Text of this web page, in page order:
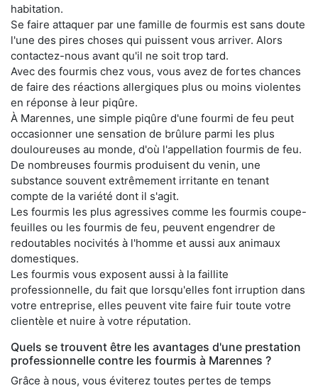
habitation.
Se faire attaquer par une famille de fourmis est sans doute
l'une des pires choses qui puissent vous arriver. Alors
contactez-nous avant qu'il ne soit trop tard.
Avec des fourmis chez vous, vous avez de fortes chances
de faire des réactions allergiques plus ou moins violentes
en réponse à leur piqûre.
À Marennes, une simple piqûre d'une fourmi de feu peut
occasionner une sensation de brûlure parmi les plus
douloureuses au monde, d'où l'appellation fourmis de feu.
De nombreuses fourmis produisent du venin, une
substance souvent extrêmement irritante en tenant
compte de la variété dont il s'agit.
Les fourmis les plus agressives comme les fourmis coupe-
feuilles ou les fourmis de feu, peuvent engendrer de
redoutables nocivités à l'homme et aussi aux animaux
domestiques.
Les fourmis vous exposent aussi à la faillite
professionnelle, du fait que lorsqu'elles font irruption dans
votre entreprise, elles peuvent vite faire fuir toute votre
clientèle et nuire à votre réputation.
Quels se trouvent être les avantages d'une prestation
professionnelle contre les fourmis à Marennes ?
Grâce à nous, vous éviterez toutes pertes de temps